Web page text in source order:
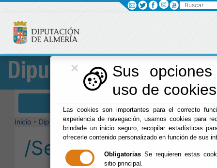
×
Sus
uso de
Las cookies son importantes para el correcto
experiencia de navegación, usamos cookies para
brindarle un inicio seguro, recopilar estadísticas
ofrecerle contenido personalizado en función de sus
Obligatorias Se requieren estas
sitio principal.
Diputación
Inicio - Diputación -
/Servicios/
Buscar